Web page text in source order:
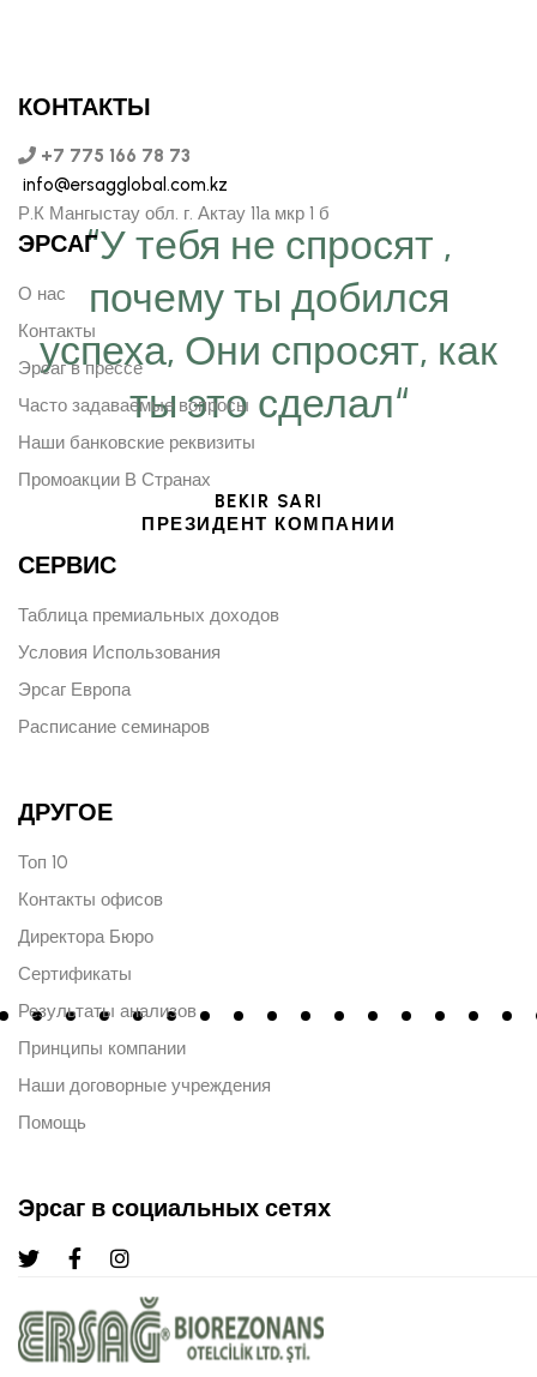
“У тебя не спросят ,
почему ты добился
успеха, Они спросят, как
ты это сделал“
BEKIR SARI
ПРЕЗИДЕНТ КОМПАНИИ
КОНТАКТЫ
+7 775 166 78 73
info@ersagglobal.com.kz
Р.К Мангыстау обл. г. Актау 11а мкр 1 б
ЭРСАГ
О нас
Контакты
Эрсаг в прессе
Часто задаваемые вопросы
Наши банковские реквизиты
Промоакции В Странах
СЕРВИС
Таблица премиальных доходов
Условия Использования
Эрсаг Европа
Расписание семинаров
ДРУГОЕ
Топ 10
Контакты офисов
Директора Бюро
Сертификаты
Результаты анализов
Принципы компании
Наши договорные учреждения
Помощь
Эрсаг в социальных сетях